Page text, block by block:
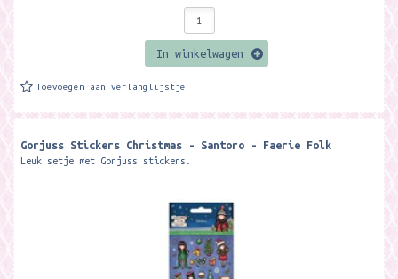
In winkelwagen
Toevoegen aan verlanglijstje
Gorjuss Stickers Christmas - Santoro - Faerie Folk
Leuk setje met Gorjuss stickers.